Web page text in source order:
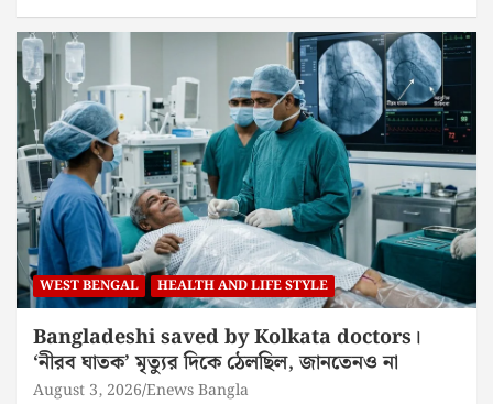
WEST BENGAL HEALTH AND LIFE STYLE
Bangladeshi saved by Kolkata doctors।
‘নীরব ঘাতক’ মৃত্যুর দিকে ঠেলছিল, জানতেনও না
August 3, 2026 Enews Bangla